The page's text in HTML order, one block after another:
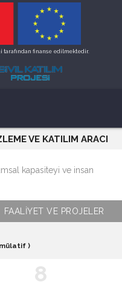
tarafından finanse edilmektedir.
VE KATILIM ARACI
kapasiteyi ve insan
FAALİYET VE PROJELER
)